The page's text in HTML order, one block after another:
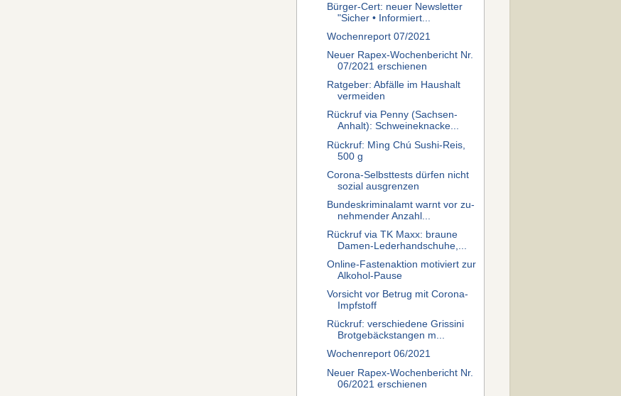
Bürger-Cert: neuer Newsletter
"Sicher • Informiert...
Wochenreport 07/2021
Neuer Rapex-Wochenbericht Nr.
07/2021 erschienen
Ratgeber: Abfälle im Haushalt
vermeiden
Rückruf via Penny (Sachsen-
Anhalt): Schweineknacke...
Rückruf: Mìng Chú Sushi-Reis,
500 g
Corona-Selbsttests dürfen nicht
sozial ausgrenzen
Bundeskriminalamt warnt vor zu­
neh­men­der An­zahl...
Rückruf via TK Maxx: braune
Damen-Lederhandschuhe,...
Online-Fastenaktion motiviert zur
Alkohol-Pause
Vorsicht vor Betrug mit Corona-
Impfstoff
Rückruf: verschiedene Grissini
Brotgebäckstangen m...
Wochenreport 06/2021
Neuer Rapex-Wochenbericht Nr.
06/2021 erschienen